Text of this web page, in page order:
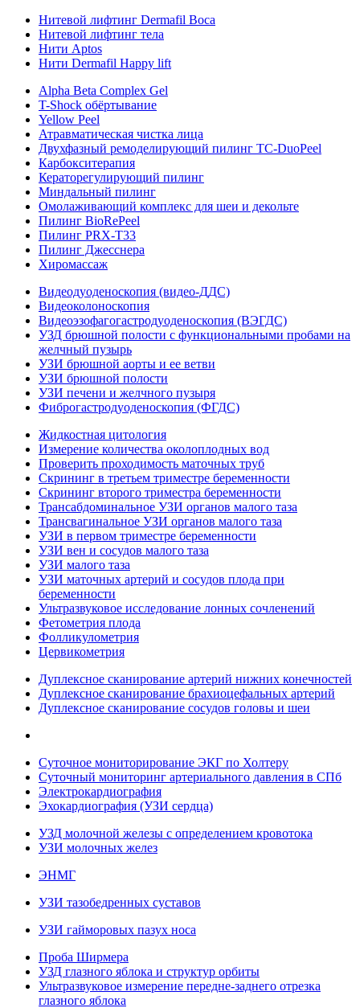
Нитевой лифтинг Dermafil Boca
Нитевой лифтинг тела
Нити Aptos
Нити Dermafil Happy lift
Alpha Beta Complex Gel
T-Shock обёртывание
Yellow Peel
Атравматическая чистка лица
Двухфазный ремоделирующий пилинг TC-DuoPeel
Карбокситерапия
Кераторегулирующий пилинг
Миндальный пилинг
Омолаживающий комплекс для шеи и декольте
Пилинг BioRePeel
Пилинг PRX-T33
Пилинг Джесснера
Хиромассаж
Видеодуоденоскопия (видео-ДДС)
Видеоколоноскопия
Видеоэзофагогастродуоденоскопия (ВЭГДС)
УЗД брюшной полости с функциональными пробами на
желчный пузырь
УЗИ брюшной аорты и ее ветви
УЗИ брюшной полости
УЗИ печени и желчного пузыря
Фиброгастродуоденоскопия (ФГДС)
Жидкостная цитология
Измерение количества околоплодных вод
Проверить проходимость маточных труб
Скрининг в третьем триместре беременности
Скрининг второго триместра беременности
Трансабдоминальное УЗИ органов малого таза
Трансвагинальное УЗИ органов малого таза
УЗИ в первом триместре беременности
УЗИ вен и сосудов малого таза
УЗИ малого таза
УЗИ маточных артерий и сосудов плода при
беременности
Ультразвуковое исследование лонных сочленений
Фетометрия плода
Фолликулометрия
Цервикометрия
Дуплексное сканирование артерий нижних конечностей
Дуплексное сканирование брахиоцефальных артерий
Дуплексное сканирование сосудов головы и шеи
Суточное мониторирование ЭКГ по Холтеру
Суточный мониторинг артериального давления в СПб
Электрокардиография
Эхокардиография (УЗИ сердца)
УЗД молочной железы с определением кровотока
УЗИ молочных желез
ЭНМГ
УЗИ тазобедренных суставов
УЗИ гайморовых пазух носа
Проба Ширмера
УЗД глазного яблока и структур орбиты
Ультразвуковое измерение передне-заднего отрезка
глазного яблока